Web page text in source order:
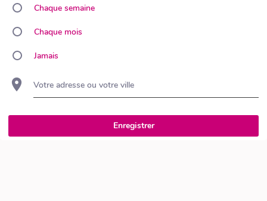
Chaque semaine
Chaque mois
Jamais
Votre adresse ou votre ville